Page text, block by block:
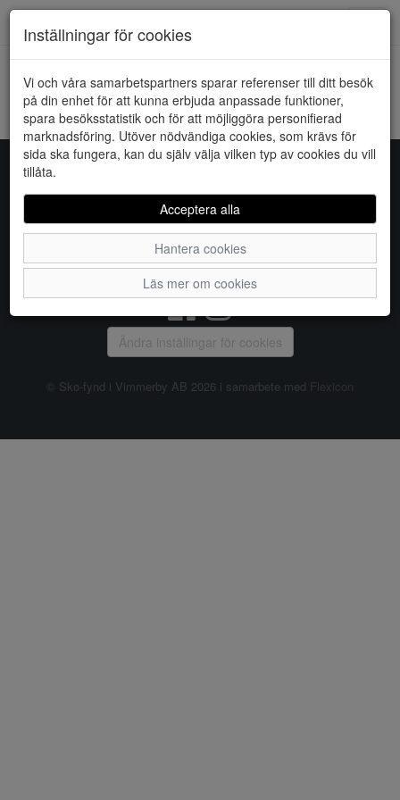
HEM JACQUELINE DE YONG
Kunde inte hitta några artiklar...
Inställningar för cookies
Vi och våra samarbetspartners sparar referenser till ditt besök
på din enhet för att kunna erbjuda anpassade funktioner,
spara besöksstatistik och för att möjliggöra personifierad
marknadsföring. Utöver nödvändiga cookies, som krävs för
sida ska fungera, kan du själv välja vilken typ av cookies du vill
tillåta.
Acceptera alla
Hantera cookies
Läs mer om cookies
Sko-fynd i Vimmerby AB
S:t Torget 2, 598 21 VIMMERBY, Telefon:
| Om oss Kontakta oss
Ändra inställingar för cookies
© Sko-fynd i Vimmerby AB 2026 i samarbete med Flexicon